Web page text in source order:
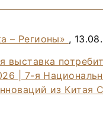
– Регионы» ,
выставка
| 7-я
из Китая